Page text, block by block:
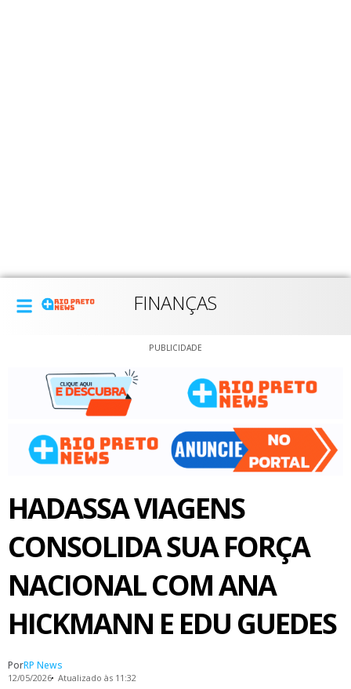
FINANÇAS
PUBLICIDADE
HADASSA VIAGENS
CONSOLIDA SUA FORÇA
NACIONAL COM ANA
HICKMANN E EDU GUEDES
PorRP News
12/05/2026 Atualizado às 11:32